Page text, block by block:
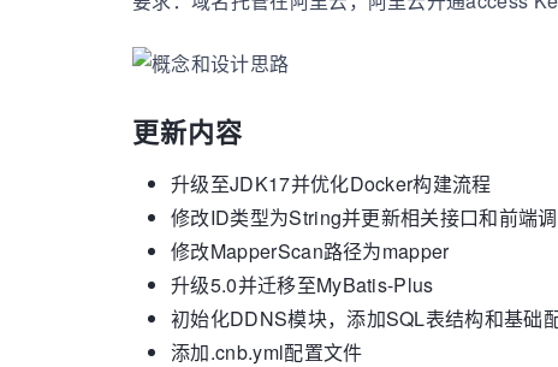
更新内容
升级至JDK17并优化Docker构建流程
修改ID类型为String并更新相关接口和前端
修改MapperScan路径为mapper
升级5.0并迁移至MyBatis-Plus
初始化DDNS模块，添加SQL表结构和基础
添加.cnb.yml配置文件